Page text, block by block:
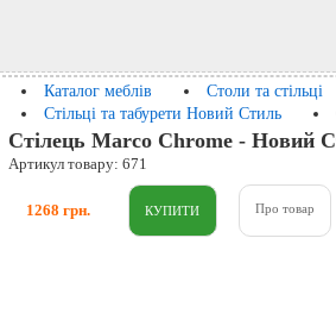
Каталог меблів Столи та стільці
Стільці та табурети Новий Стиль
Стілець Marco Chrome - Новий
Артикул товару: 671
1268 грн. Про товар